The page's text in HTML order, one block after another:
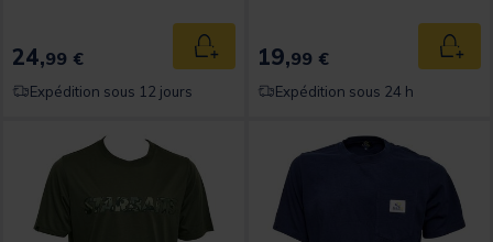
24,99 € Ajouter au panier
Expédition sous 12 jours
19,99 €
Expédition sous 24 h